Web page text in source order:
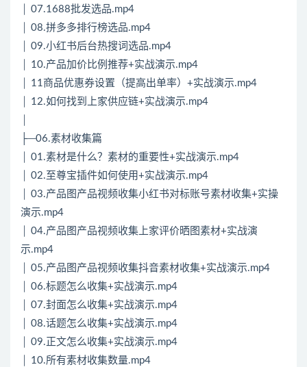
│ 07.1688批发选品.mp4
│ 08.拼多多排行榜选品.mp4
│ 09.小红书后台热搜词选品.mp4
│ 10.产品加价比例推荐+实战演示.mp4
│ 11商品优惠券设置（提高出单率）+实战演示.mp4
│ 12.如何找到上家供应链+实战演示.mp4
├─06.素材收集篇
│ 01.素材是什么？素材的重要性+实战演示.mp4
│ 02.至尊宝插件如何使用+实战演示.mp4
│ 03.产品图产品视频收集小红书对标账号素材收集+实操
演示.mp4
│ 04.产品图产品视频收集上家评价晒图素材+实战演
示.mp4
│ 05.产品图产品视频收集抖音素材收集+实战演示.mp4
│ 06.标题怎么收集+实战演示.mp4
│ 07.封面怎么收集+实战演示.mp4
│ 08.话题怎么收集+实战演示.mp4
│ 09.正文怎么收集+实战演示.mp4
│ 10.所有素材收集数量.mp4